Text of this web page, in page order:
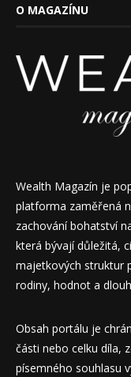
O MAGAZÍNU
Wealth Magazín je
platforma zaměřená
zachování bohatství
která bývají důležitá,
majetkových struktur
rodiny, hodnot a
Obsah portálu je
části nebo celku díla,
písemného souhlasu